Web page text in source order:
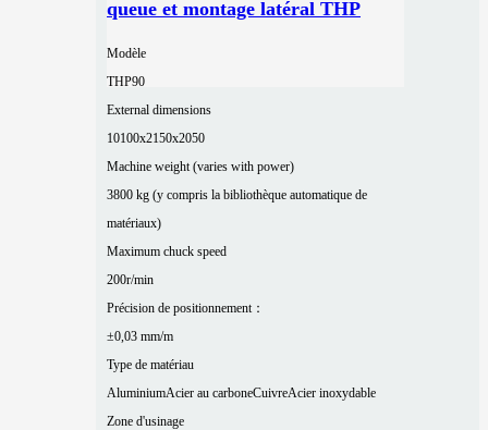
queue et montage latéral THP
Modèle
THP90
External dimensions
10100x2150x2050
Machine weight (varies with power)
3800 kg (y compris la bibliothèque automatique de
matériaux)
Maximum chuck speed
200r/min
Précision de positionnement：
±0,03 mm/m
Type de matériau
AluminiumAcier au carboneCuivreAcier inoxydable
Zone d'usinage